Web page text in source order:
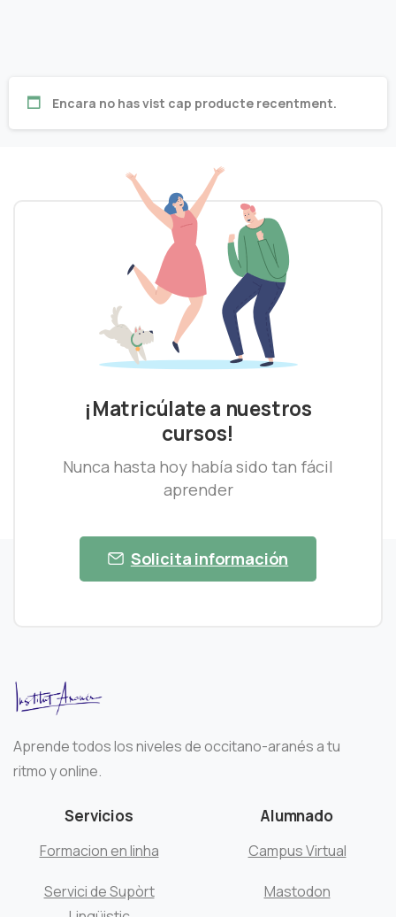
Encara no has vist cap producte recentment.
¡Matricúlate a nuestros
cursos!
Nunca hasta hoy había sido tan fácil
aprender
Solicita información
Aprende todos los niveles de occitano-aranés a tu
ritmo y online.
Servicios
Formacion en linha
Servici de Supòrt
Alumnado
Campus Virtual
Mastodon